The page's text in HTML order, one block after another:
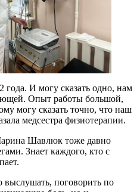
года. И могу сказать одно, нам
Опыт работы большой,
могу сказать точно, что наш
медсестра физиотерапии.
Шавлюк тоже давно
Знает каждого, кто с
поговорить по